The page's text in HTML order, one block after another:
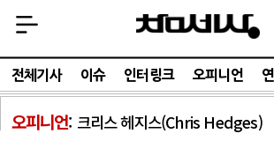
전체기사 이슈 인터링크 오피니언
오피니언 크리스 헤지스(Chris Hedges)